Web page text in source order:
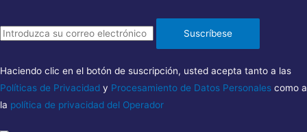
Suscríbese
Haciendo clic en el botón de suscripción, usted acepta tanto a las
Políticas de Privacidad y Procesamiento de Datos Personales como a
la política de privacidad del Operador